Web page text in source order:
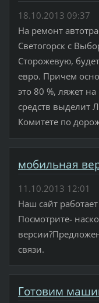
18.10.2013 09:37
На ремонт
Светогорск с
Сторожевую,
евро. Причем
это 80 %, ляжет
средств выделит
Комитете по
мобильная
11.10.2013 12:01
Наш сайт
Посмотрите-
связи.
Готовим